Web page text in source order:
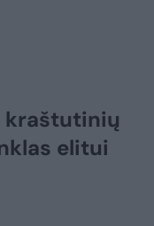
kraštutinių
elitui